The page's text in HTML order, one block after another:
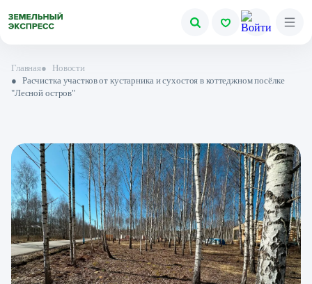
Главная●
Новости
● Расчистка участков от кустарника и сухостоя в коттеджном посёлке
"Лесной остров"